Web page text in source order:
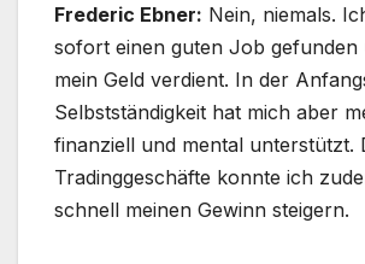
Frederic Ebner: Nein, niemals.
sofort einen guten Job gefunden
mein Geld verdient. In der
Selbstständigkeit hat mich aber
finanziell und mental unterstützt.
Tradinggeschäfte konnte ich
schnell meinen Gewinn steigern.